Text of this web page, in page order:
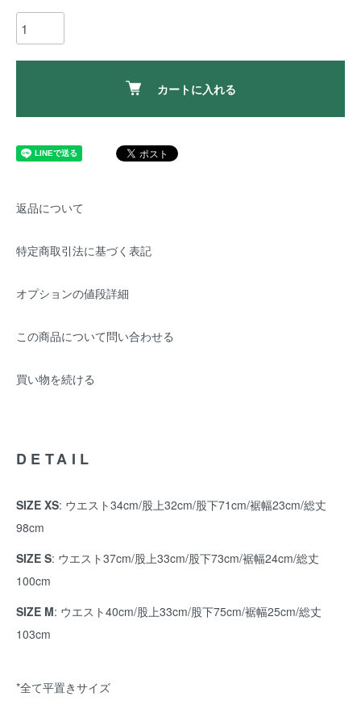
カートに入れる
返品について
特定商取引法に基づく表記
オプションの値段詳細
この商品について問い合わせる
買い物を続ける
DETAIL
SIZE XS: ウエスト34cm/股上32cm/股下71cm/裾幅23cm/総丈
98cm
SIZE S: ウエスト37cm/股上33cm/股下73cm/裾幅24cm/総丈
100cm
SIZE M: ウエスト40cm/股上33cm/股下75cm/裾幅25cm/総丈
103cm
*全て平置きサイズ